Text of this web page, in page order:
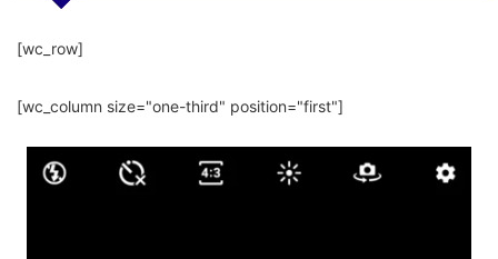
[wc_row]
[wc_column size="one-third" position="first"]